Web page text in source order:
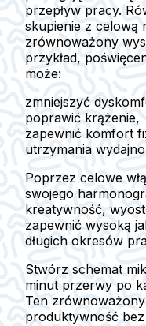
przepływ pracy.
skupienie z celową
zrównoważony
przykład,
może:
zmniejszyć
poprawić krążenie,
zapewnić komfort
utrzymania
Poprzez celowe
swojego
kreatywność,
zapewnić wysoką
długich okresów
Stwórz schemat
minut przerwy po
Ten
produktywność